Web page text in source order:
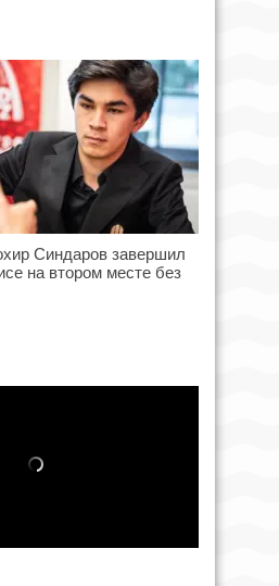
Синдаров завершил
на втором месте без